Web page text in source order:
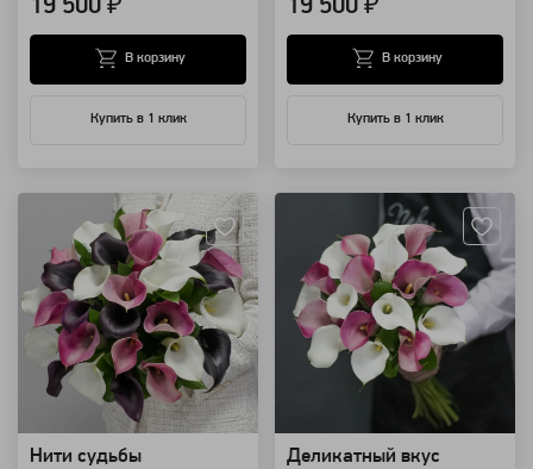
19 500 ₽
Купить в 1 клик
В корзину
19 500 ₽
Купить в 1 клик
В корзину
Нити судьбы Деликатный вкус